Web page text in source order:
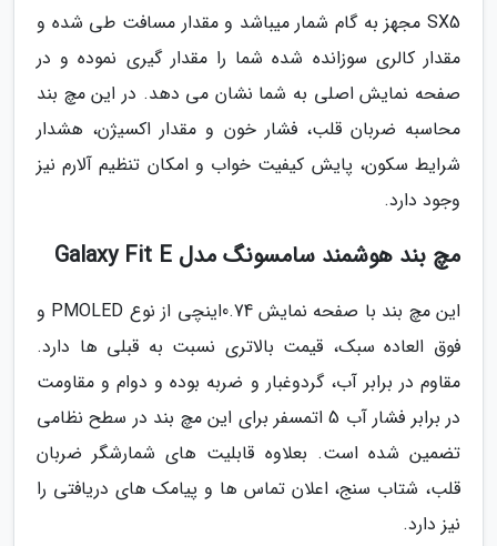
SX5 مجهز به گام شمار میباشد و مقدار مسافت طی شده و
مقدار کالری سوزانده شده شما را مقدار گیری نموده و در
صفحه نمایش اصلی به شما نشان می دهد. در این مچ بند
محاسبه ضربان قلب، فشار خون و مقدار اکسیژن، هشدار
شرایط سکون، پایش کیفیت خواب و امکان تنظیم آلارم نیز
وجود دارد.
مچ بند هوشمند سامسونگ مدل Galaxy Fit E
این مچ بند با صفحه نمایش 0.74اینچی از نوع PMOLED و
فوق العاده سبک، قیمت بالاتری نسبت به قبلی ها دارد.
مقاوم در برابر آب، گردوغبار و ضربه بوده و دوام و مقاومت
در برابر فشار آب 5 اتمسفر برای این مچ بند در سطح نظامی
تضمین شده است. بعلاوه قابلیت های شمارشگر ضربان
قلب، شتاب سنج، اعلان تماس ها و پیامک های دریافتی را
نیز دارد.